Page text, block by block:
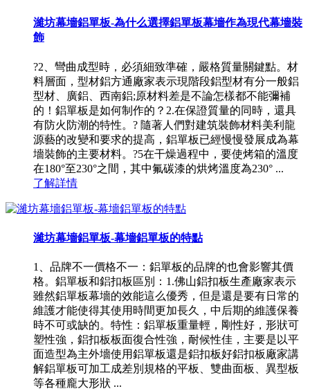
濰坊幕墻鋁單板-為什么選擇鋁單板幕墻作為現代幕墻裝
飾
?2、彎曲成型時，必須細致準確，嚴格質量關鍵點。材
料層面，型材鋁方通廠家表示現階段鋁型材有分一般鋁
型材、廣鋁、西南鋁;原材料差是不論怎樣都不能彌補
的！鋁單板是如何制作的？2.在保證質量的同時，還具
有防火防潮的特性。? 隨著人們對建筑裝飾材料美利龍
源藝的改變和要求的提高，鋁單板已經慢慢發展成為幕
墻裝飾的主要材料。?5在干燥過程中，要使烤箱的溫度
在180°至230°之間，其中氟碳漆的烘烤溫度為230° ...
了解詳情
濰坊幕墻鋁單板-幕墻鋁單板的特點
1、品牌不一價格不一：鋁單板的品牌的也會影響其價
格。鋁單板和鋁扣板區別：1.佛山鋁扣板生產廠家表示
雖然鋁單板幕墻的效能這么優秀，但是還是要有日常的
維護才能使得其使用時間更加長久，中后期的維護保養
時不可或缺的。特性：鋁單板重量輕，剛性好，形狀可
塑性強，鋁扣板板面復合性強，耐候性佳，主要是以平
面造型為主外墻使用鋁單板還是鋁扣板好鋁扣板廠家講
解鋁單板可加工成差別規格的平板、雙曲面板、異型板
等各種龐大形狀 ...